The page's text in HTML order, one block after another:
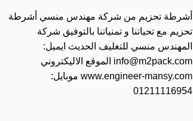
أشرطة تحزيم من شركة مهندس منسي أشرطة
تحزيم مع تحياتنا و تمنياتنا بالتوفيق شركة
المهندس منسي للتغليف الحديث ايميل:
info@m2pack.com الموقع الاليكتروني
www.engineer-mansy.com موبايل:
01211116954